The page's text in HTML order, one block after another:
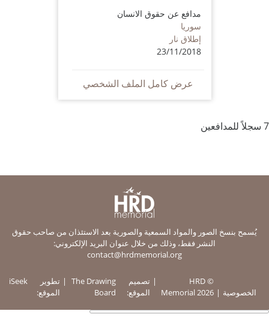
مدافع عن حقوق الانسان
سوريا
إطلاق نار
23/11/2018
عرض كامل الملف الشخصي
7 سجلاً للمدافعين
يُسمح بنسخ الصور والمواد السمعية والصورية بعد الاستئذان من صاحب حقوق
النشر فقط، وذلك من خلال عنوان البريد الإلكتروني:
contact@hrdmemorial.org
الخصوصية
© HRD
Memorial 2026
تصميم
الموقع:
The Drawing
Board
تطوير
الموقع:
iSeek